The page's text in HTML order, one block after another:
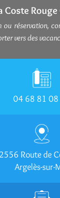
Coste
réservation,
vers des
04 68 81
Route de
Argelès-sur-